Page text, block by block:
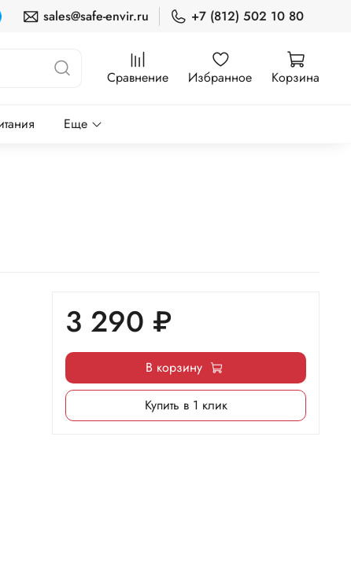
sales@safe-envir.ru +7 (812) 502 10 80
Сравнение Избранное Корзина
Еще
3 290 ₽
В корзину
Купить в 1 клик